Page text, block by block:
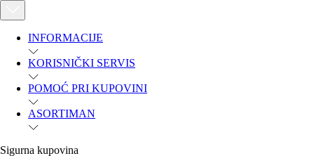
INFORMACIJE
KORISNIČKI SERVIS
POMOĆ PRI KUPOVINI
ASORTIMAN
Sigurna kupovina